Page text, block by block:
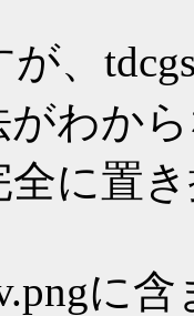
、
わか
全に置
に